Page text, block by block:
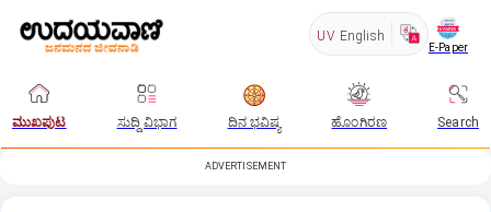
UV English
E-Paper
ಮುಖಪುಟ ಸುದ್ದಿ ವಿಭಾಗ ದಿನ ಭವಿಷ್ಯ ಹೊಂಗಿರಣ Search
ADVERTISEMENT